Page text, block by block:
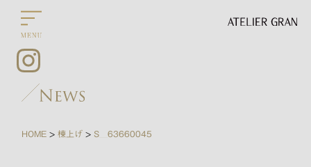
HOME >棟上げ > S__63660045